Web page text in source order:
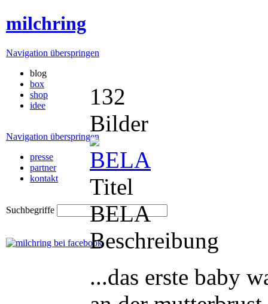
milchring
Navigation überspringen
blog
box
shop
idee
Navigation überspringen
presse
partner
kontakt
Suchbegriffe
132
Bilder
Titel
BELA
Beschreibung
...das erste baby